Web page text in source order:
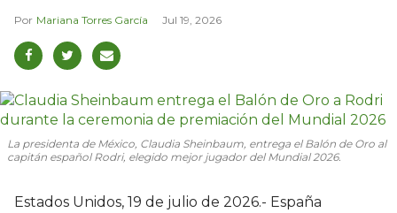
Mariana Torres García Jul 19, 2026
La presidenta de México, Claudia Sheinbaum, entrega el Balón de Oro al
capitán español Rodri, elegido mejor jugador del Mundial 2026.
Estados Unidos, 19 de julio de 2026.- España